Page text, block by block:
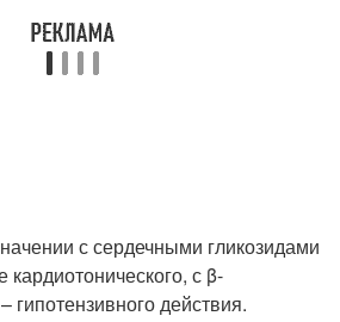
с сердечными гликозидами
кардиотонического, с β-
гипотензивного действия.